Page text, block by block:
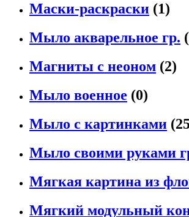
Маски-раскраски (1)
Мыло акварельное гр.
Магниты с неоном (2)
Мыло военное (0)
Мыло с картинками
Мыло своими руками
Мягкая картина из
Мягкий модульный